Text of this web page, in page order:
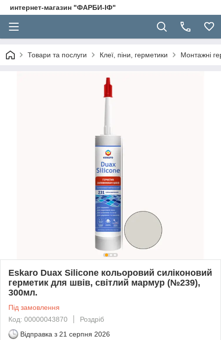
интернет-магазин "ФАРБИ-ІФ"
Товари та послуги Клеї, піни, герметики Монтажні
Eskaro Duax Silicone кольоровий силіконовий
герметик для швів, світлий мармур (№239),
300мл.
Під замовлення
Код: 00000043870
Роздріб
Відправка з 21 серпня 2026